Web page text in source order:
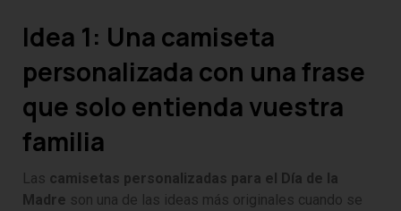
Idea 1: Una camiseta
personalizada con una frase
que solo entienda vuestra
familia
Las camisetas personalizadas para el Día de la
Madre son una de las ideas más originales cuando se